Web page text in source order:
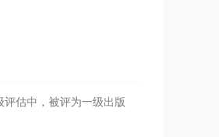
估中，被评为一级出版